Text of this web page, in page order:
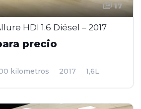
17
HDI 1.6 Diésel – 2017
precio
kilometros 2017
1,6L